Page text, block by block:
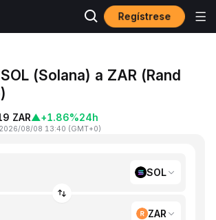
Regístrese
(Solana) a ZAR (Rand
ZAR▲+1.86%24h
2026/08/08 13:40 (GMT+0)
SOL
ZAR